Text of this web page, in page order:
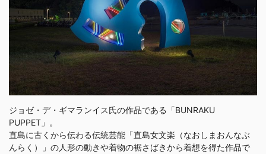
ジョゼ・デ・ギマランイス氏の作品である「BUNRAKU
PUPPET」。
直島に古くから伝わる伝統芸能「直島女文楽（なおしまおんなぶ
んらく）」の人形の動きや着物の裾さばきから着想を得た作品で